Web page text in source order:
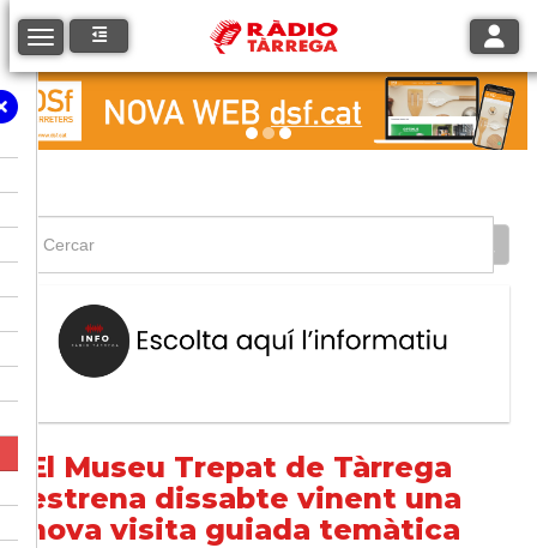
Toggle navigation
El Museu Trepat de Tàrrega
estrena dissabte vinent una
nova visita guiada temàtica